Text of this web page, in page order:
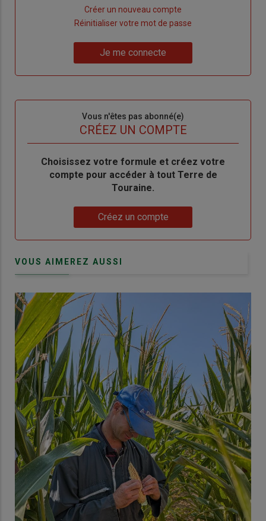
Créer un nouveau compte
de
Réinitialiser votre mot de passe
me
Je me connecte
Vous n'êtes pas abonné(e)
CRÉEZ UN COMPTE
BodyChoisissez votre formule et créez votre
compte pour accéder à tout Terre de
Touraine.
Créez un compte
VOUS AIMEREZ AUSSI